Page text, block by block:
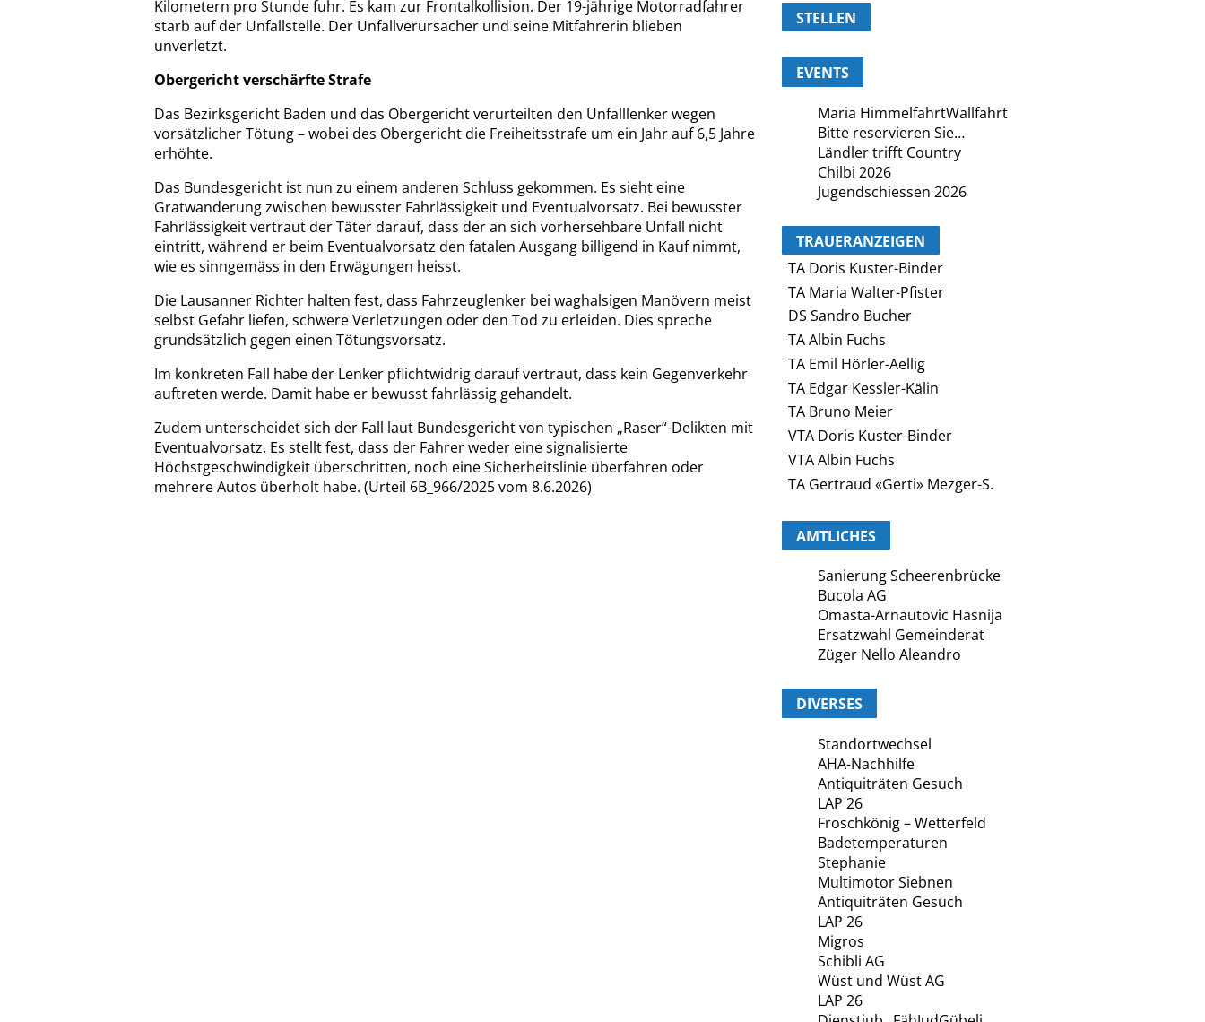
Kilometern pro Stunde fuhr. Es kam zur Frontalkollision. Der 19-jährige Motorradfahrer
starb auf der Unfallstelle. Der Unfallverursacher und seine Mitfahrerin blieben
unverletzt.
Obergericht verschärfte Strafe
Das Bezirksgericht Baden und das Obergericht verurteilten den Unfalllenker wegen
vorsätzlicher Tötung – wobei des Obergericht die Freiheitsstrafe um ein Jahr auf 6,5 Jahre
erhöhte.
Das Bundesgericht ist nun zu einem anderen Schluss gekommen. Es sieht eine
Gratwanderung zwischen bewusster Fahrlässigkeit und Eventualvorsatz. Bei bewusster
Fahrlässigkeit vertraut der Täter darauf, dass der an sich vorhersehbare Unfall nicht
eintritt, während er beim Eventualvorsatz den fatalen Ausgang billigend in Kauf nimmt,
wie es sinngemäss in den Erwägungen heisst.
Die Lausanner Richter halten fest, dass Fahrzeuglenker bei waghalsigen Manövern meist
selbst Gefahr liefen, schwere Verletzungen oder den Tod zu erleiden. Dies spreche
grundsätzlich gegen einen Tötungsvorsatz.
Im konkreten Fall habe der Lenker pflichtwidrig darauf vertraut, dass kein Gegenverkehr
auftreten werde. Damit habe er bewusst fahrlässig gehandelt.
Zudem unterscheidet sich der Fall laut Bundesgericht von typischen „Raser“-Delikten mit
Eventualvorsatz. Es stellt fest, dass der Fahrer weder eine signalisierte
Höchstgeschwindigkeit überschritten, noch eine Sicherheitslinie überfahren oder
mehrere Autos überholt habe. (Urteil 6B_966/2025 vom 8.6.2026)
STELLEN
EVENTS
Maria HimmelfahrtWallfahrt
Bitte reservieren Sie…
Ländler trifft Country
Chilbi 2026
Jugendschiessen 2026
TRAUERANZEIGEN
TA Doris Kuster-Binder
TA Maria Walter-Pfister
DS Sandro Bucher
TA Albin Fuchs
TA Emil Hörler-Aellig
TA Edgar Kessler-Kälin
TA Bruno Meier
VTA Doris Kuster-Binder
VTA Albin Fuchs
TA Gertraud «Gerti» Mezger-S.
AMTLICHES
Sanierung Scheerenbrücke
Bucola AG
Omasta-Arnautovic Hasnija
Ersatzwahl Gemeinderat
Züger Nello Aleandro
DIVERSES
Standortwechsel
AHA-Nachhilfe
Antiquiträten Gesuch
LAP 26
Froschkönig – Wetterfeld
Badetemperaturen
Stephanie
Multimotor Siebnen
Antiquiträten Gesuch
LAP 26
Migros
Schibli AG
Wüst und Wüst AG
LAP 26